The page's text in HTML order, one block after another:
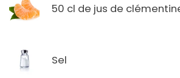
50 cl de jus de
Sel